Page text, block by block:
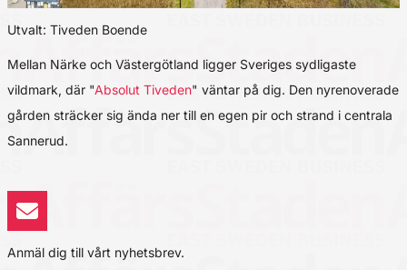
Utvalt: Tiveden Boende
Mellan Närke och Västergötland ligger Sveriges sydligaste
vildmark, där "Absolut Tiveden" väntar på dig. Den nyrenoverade
gården sträcker sig ända ner till en egen pir och strand i centrala
Sannerud.
Anmäl dig till vårt nyhetsbrev.